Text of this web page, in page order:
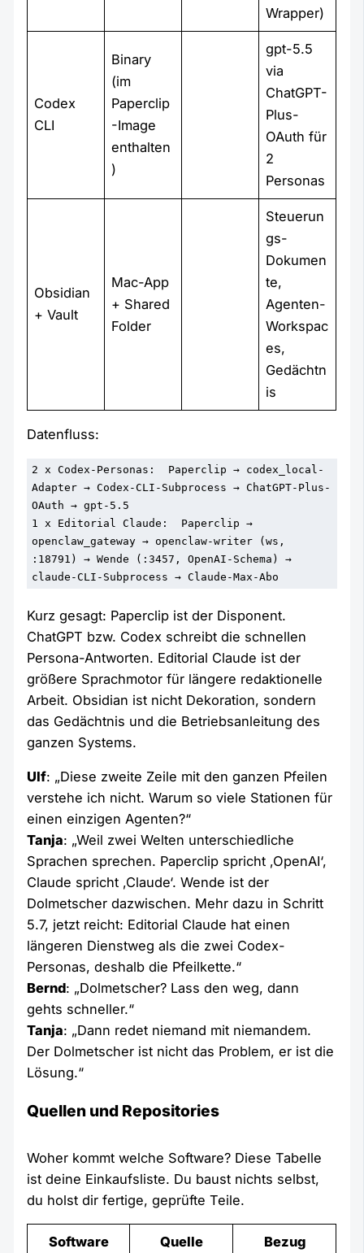
Wrapper)
Codex
CLI
Binary
(im
Paperclip
-Image
enthalten
)
gpt-5.5
via
ChatGPT-
Plus-
OAuth für
2
Personas
Obsidian
+ Vault
Mac-App
+ Shared
Folder
Steuerun
gs-
Dokumen
te,
Agenten-
Workspac
es,
Gedächtn
is
Datenfluss:
2 x Codex-Personas:  Paperclip → codex_local-
Adapter → Codex-CLI-Subprocess → ChatGPT-Plus-
OAuth → gpt-5.5
1 x Editorial Claude:  Paperclip →
openclaw_gateway → openclaw-writer (ws,
:18791) → Wende (:3457, OpenAI-Schema) →
claude-CLI-Subprocess → Claude-Max-Abo
Kurz gesagt: Paperclip ist der Disponent.
ChatGPT bzw. Codex schreibt die schnellen
Persona-Antworten. Editorial Claude ist der
größere Sprachmotor für längere redaktionelle
Arbeit. Obsidian ist nicht Dekoration, sondern
das Gedächtnis und die Betriebsanleitung des
ganzen Systems.
Ulf: „Diese zweite Zeile mit den ganzen Pfeilen
verstehe ich nicht. Warum so viele Stationen für
einen einzigen Agenten?“
Tanja: „Weil zwei Welten unterschiedliche
Sprachen sprechen. Paperclip spricht ‚OpenAI‘,
Claude spricht ‚Claude‘. Wende ist der
Dolmetscher dazwischen. Mehr dazu in Schritt
5.7, jetzt reicht: Editorial Claude hat einen
längeren Dienstweg als die zwei Codex-
Personas, deshalb die Pfeilkette.“
Bernd: „Dolmetscher? Lass den weg, dann
gehts schneller.“
Tanja: „Dann redet niemand mit niemandem.
Der Dolmetscher ist nicht das Problem, er ist die
Lösung.“
Quellen und Repositories
Woher kommt welche Software? Diese Tabelle
ist deine Einkaufsliste. Du baust nichts selbst,
du holst dir fertige, geprüfte Teile.
Software Quelle Bezug